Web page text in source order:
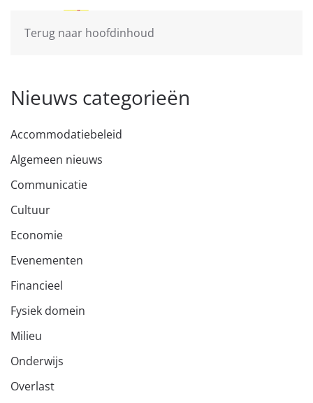
Terug naar hoofdinhoud
Nieuws categorieën
Accommodatiebeleid
Algemeen nieuws
Communicatie
Cultuur
Economie
Evenementen
Financieel
Fysiek domein
Milieu
Onderwijs
Overlast